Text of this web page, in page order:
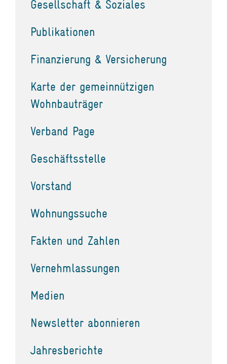
Gesellschaft & Soziales
Publikationen
Finanzierung & Versicherung
Karte der gemeinnützigen
Wohnbauträger
Verband Page
Geschäftsstelle
Vorstand
Wohnungssuche
Fakten und Zahlen
Vernehmlassungen
Medien
Newsletter abonnieren
Jahresberichte